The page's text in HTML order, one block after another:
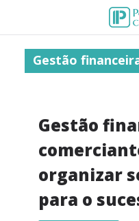
Gestão
Gestão
organizar
para o